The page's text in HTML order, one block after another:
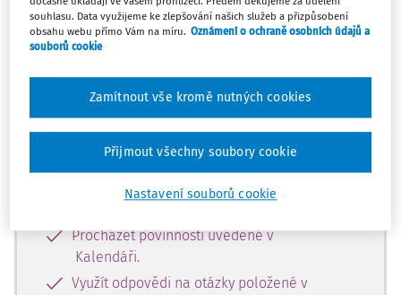
číslo a získejte
zdarma plný přístup do webové
aplikace na 14 dnů.
Se zkušební verzí můžete 14 dní
bezplatně:
Číst všechny odborné články z placené
Procházet povinnosti uvedené v
Kalendáři.
Využít odpovědi na otázky položené v
souhlasu. Data využijeme ke zlepšování našich služeb a přizpůsobení
obsahu webu přímo Vám na míru. Oznámení o ochraně osobních údajů a
souborů cookie
Nastavení souborů cookie
Zamítnout vše kromě nutných cookies
Přijmout všechny soubory cookie